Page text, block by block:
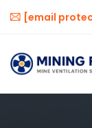
[email